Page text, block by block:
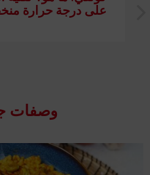
على درجة حرارة
وصفات